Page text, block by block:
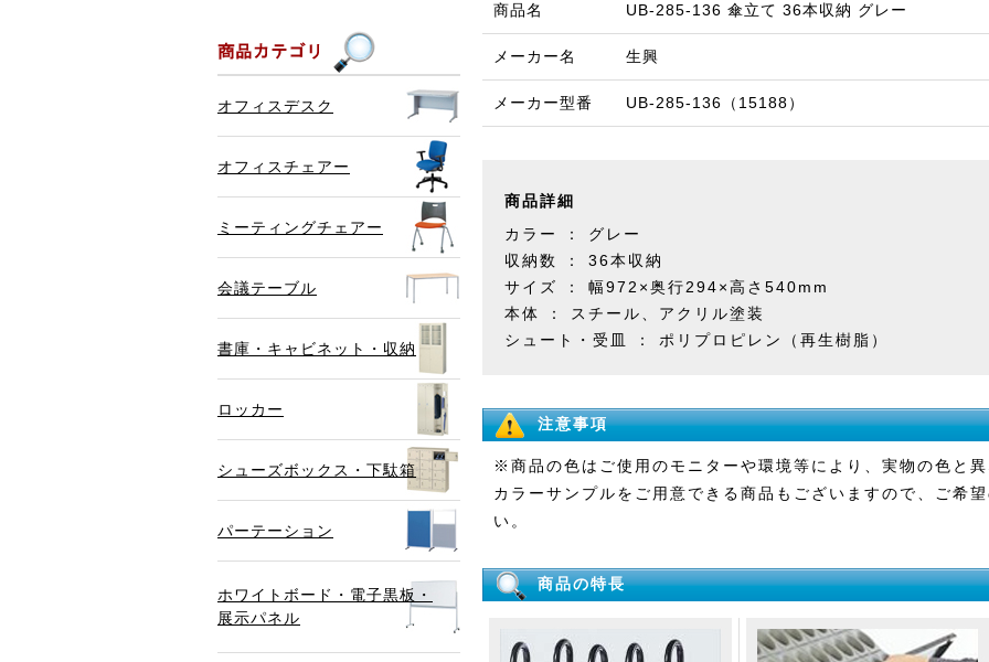
オフィスデスク
オフィスチェアー
ミーティングチェアー
会議テーブル
書庫・キャビネット・収納
ロッカー
シューズボックス・下駄箱
パーテーション
ホワイトボード・電子黒板・
展示パネル
商品名 UB-285-136 傘立て 36本収納 グレー
メーカー名 生興
メーカー型番 UB-285-136（15188）
商品詳細
カラー ： グレー
収納数 ： 36本収納
サイズ ： 幅972×奥行294×高さ540mm
本体 ： スチール、アクリル塗装
シュート・受皿 ： ポリプロピレン（再生樹脂）
注意事項
※商品の色はご使用のモニターや環境等により、実物の色と
カラーサンプルをご用意できる商品もございますので、ご希
い。
商品の特長